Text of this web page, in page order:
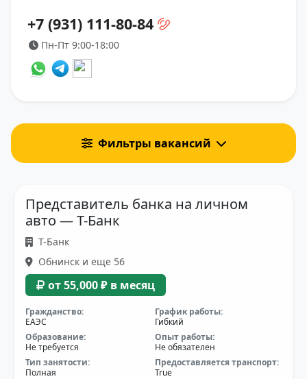
Фильтры вакансий
+7 (931) 111-80-84
Пн-Пт 9:00-18:00
Представитель банка на личном
авто — Т-Банк
Т-Банк
Обнинск и еще 56
от 55,000 ₽ в месяц
Гражданство:
ЕАЭС
График работы:
Гибкий
Образование:
Не требуется
Опыт работы:
Не обязателен
Тип занятости:
Полная
Предоставляется транспорт:
True